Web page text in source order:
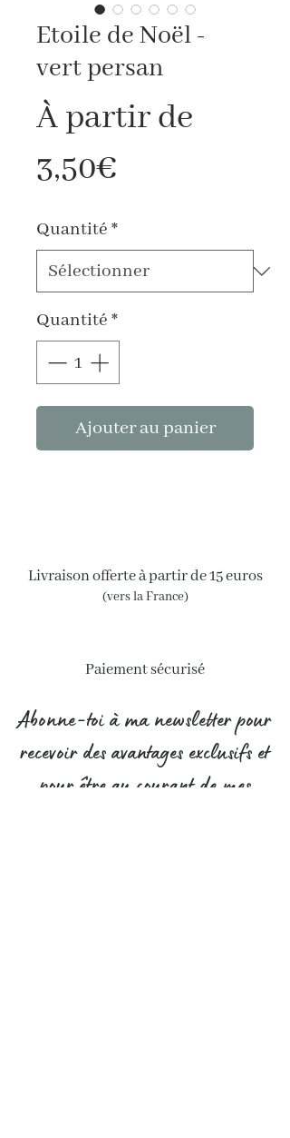
Etoile de Noël -
vert persan
À partir de
3,50€
Quantité *
Quantité *
Ajouter au panier
Abonne-toi à ma newsletter pour
recevoir des avantages exclusifs et
pour être au courant de mes
Livraison offerte à partir de 15 euros
(vers la France)
Paiement sécurisé